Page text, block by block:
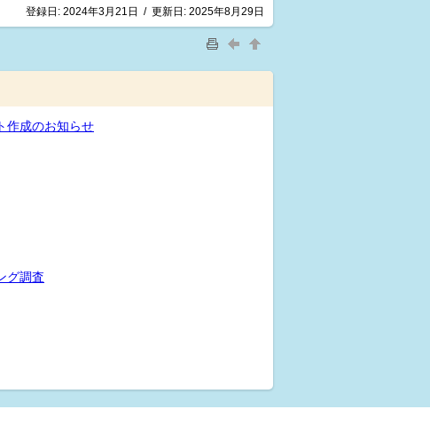
登録日: 2024年3月21日 / 更新日: 2025年8月29日
作成のお知らせ
グ調査